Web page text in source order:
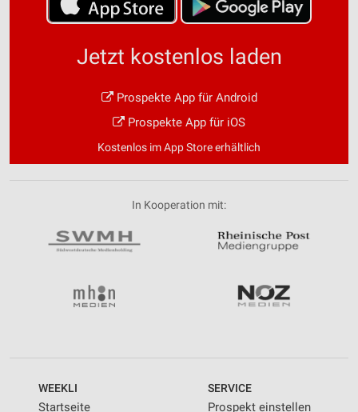
Jetzt kostenlos laden
Prospekte App für Android
Prospekte App für iOS
Kostenlos im App Store erhältlich
In Kooperation mit:
WEEKLI
Startseite
SERVICE
Prospekt einstellen